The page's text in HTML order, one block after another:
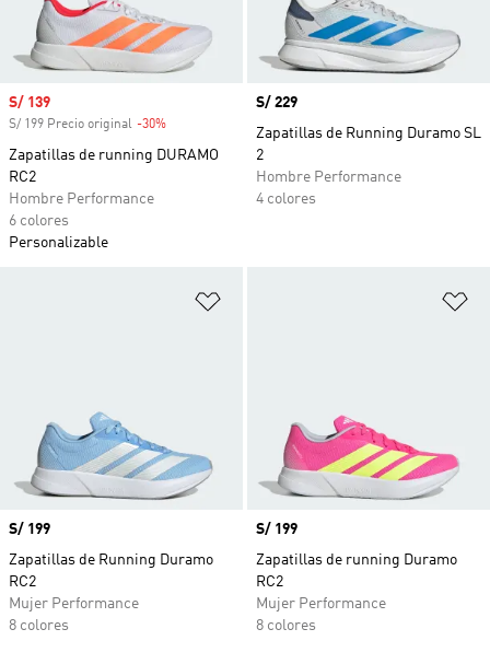
Precio de venta
S/ 139
S/ 199 Precio original -30%
Zapatillas de running DURAMO
RC2
Hombre Performance
6 colores
Personalizable
Precio
S/ 229
Zapatillas de Running Duramo SL
2
Hombre Performance
4 colores
Precio
S/ 199
Zapatillas de Running Duramo
RC2
Mujer Performance
8 colores
Precio
S/ 199
Zapatillas de running Duramo
RC2
Mujer Performance
8 colores